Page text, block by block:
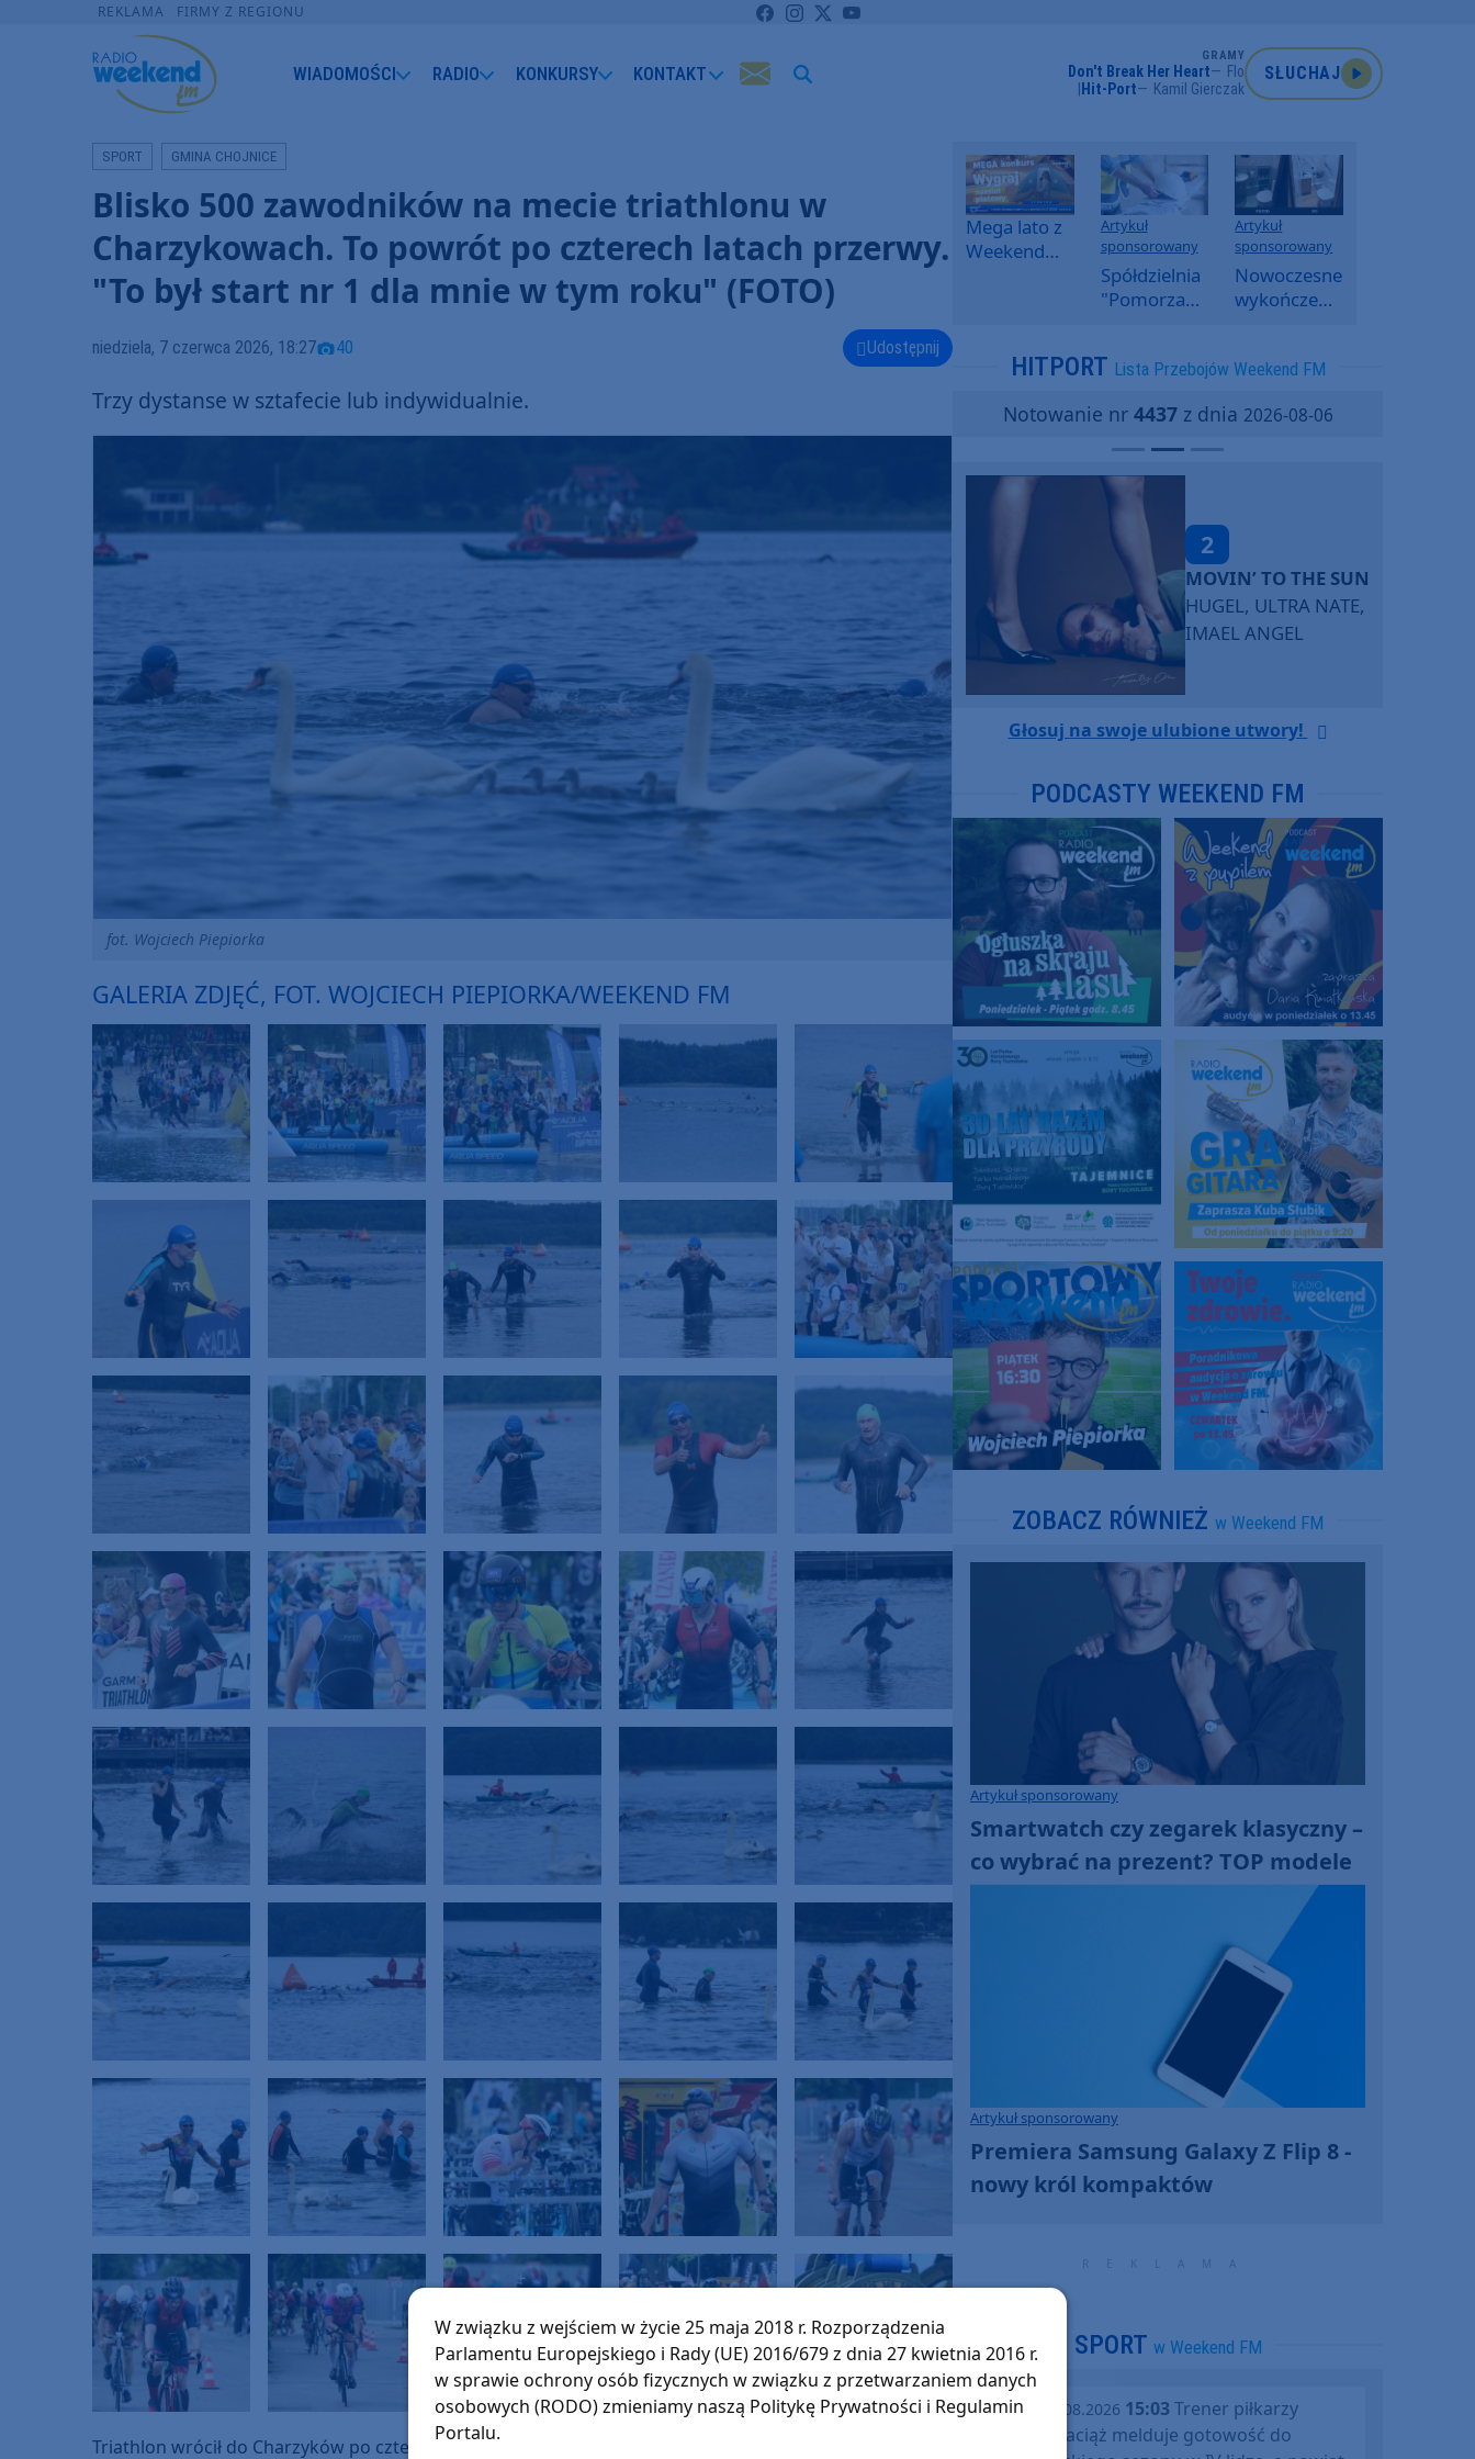
REKLAMA FIRMY Z REGIONU
WIADOMOŚCI RADIO KONKURSY KONTAKT
GRAMY
Don't Break Her Heart
Flo
Hit-Port
Kamil Gierczak
SŁUCHAJ
SPORT GMINA CHOJNICE
Blisko 500 zawodników na mecie triathlonu w
Charzykowach. To powrót po czterech latach przerwy.
"To był start nr 1 dla mnie w tym roku" (FOTO)
niedziela, 7 czerwca 2026, 18:27 40 Udostępnij
Trzy dystanse w sztafecie lub indywidualnie.
fot. Wojciech Piepiorka
GALERIA ZDJĘĆ, FOT. WOJCIECH PIEPIORKA/WEEKEND FM
Triathlon wrócił do Charzyków po czterech latach przerwy. W niedzielę (7.06) odbyły się tu trzecie
Mega lato z
Weekend
Artykuł
sponsorowany
Spółdzielnia
"Pomorzanka"
informuje o
i ofertach
najmu
Artykuł
sponsorowany
Nowoczesne
wykończenia
SPC, WPC i
kamienny
HITPORT Lista Przebojów Weekend FM
Notowanie nr 4437z dnia 2026-08-06
2
MOVIN’ TO THE SUN
HUGEL, ULTRA NATE,
IMAEL ANGEL
Głosuj na swoje ulubione utwory!
PODCASTY WEEKEND FM
ZOBACZ RÓWNIEŻ w Weekend FM
Artykuł sponsorowany
Smartwatch czy zegarek klasyczny –
co wybrać na prezent? TOP modele
Artykuł sponsorowany
Premiera Samsung Galaxy Z Flip 8 -
nowy król kompaktów
SPORT w Weekend FM
piątek, 07.08.2026 15:03Trener piłkarzy
Rawysa Raciąż melduje gotowość do
W związku z wejściem w życie 25 maja 2018 r. Rozporządzenia
Parlamentu Europejskiego i Rady (UE) 2016/679 z dnia 27 kwietnia 2016 r.
w sprawie ochrony osób fizycznych w związku z przetwarzaniem danych
osobowych (RODO) zmieniamy naszą Politykę Prywatności i Regulamin
Portalu.